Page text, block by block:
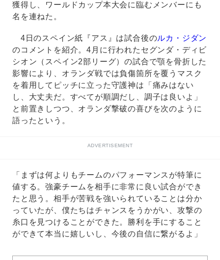
獲得し、ワールドカップ本大会に臨むメンバーにも
名を連ねた。
4日のスペイン紙『アス』は試合後のルカ・ジダン
のコメントを紹介。4月に行われたセグンダ・ディビ
シオン（スペイン2部リーグ）の試合で顎を骨折した
影響により、オランダ戦では負傷箇所を覆うマスク
を着用してピッチに立った守護神は「痛みはない
し、大丈夫だ。すべてが順調だし、調子は良いよ」
と前置きしつつ、オランダ撃破の喜びを次のように
語ったという。
ADVERTISEMENT
「まずは何よりもチームのパフォーマンスが特筆に
値する。強豪チームを相手に非常に良い試合ができ
たと思う。相手が苦戦を強いられていることは分か
っていたが、僕たちはチャンスをうかがい、攻撃の
糸口を見つけることができた。勝利を手にすること
ができて本当に嬉しいし、今後の自信に繋がるよ」